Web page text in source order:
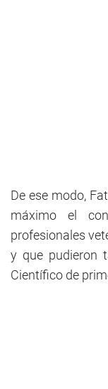
De ese modo,
máximo el
profesionales
y que pudieron
Científico de